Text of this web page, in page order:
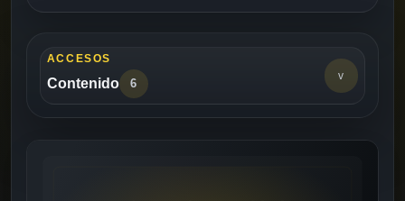
ACCESOS
Contenido 6
v
Para quien es esta guia ->